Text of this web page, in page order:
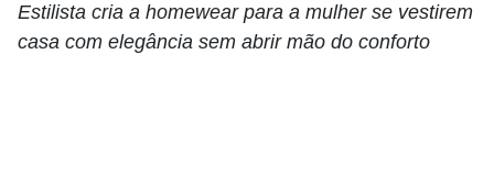
Estilista cria a homewear para a mulher se vestirem
casa com elegância sem abrir mão do conforto